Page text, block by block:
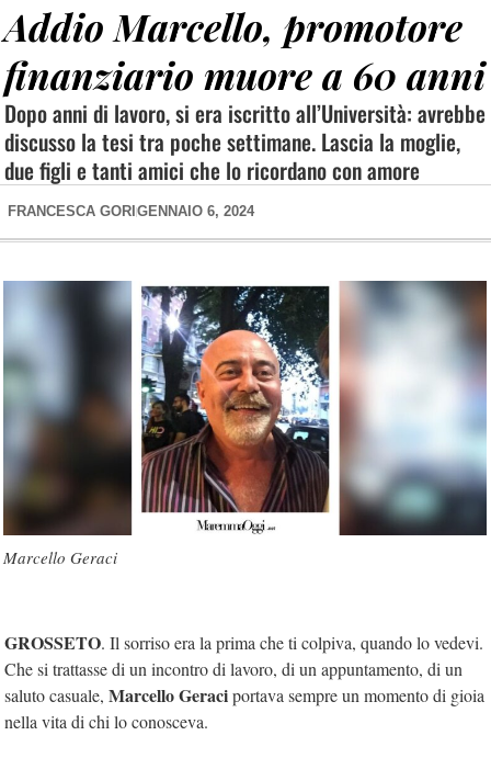
Addio Marcello, promotore
finanziario muore a 60 anni
Dopo anni di lavoro, si era iscritto all’Università: avrebbe
discusso la tesi tra poche settimane. Lascia la moglie,
due figli e tanti amici che lo ricordano con amore
FRANCESCA GORI GENNAIO 6, 2024
Marcello Geraci
GROSSETO. Il sorriso era la prima che ti colpiva, quando lo vedevi.
Che si trattasse di un incontro di lavoro, di un appuntamento, di un
saluto casuale, Marcello Geraciportava sempre un momento di gioia
nella vita di chi lo conosceva.